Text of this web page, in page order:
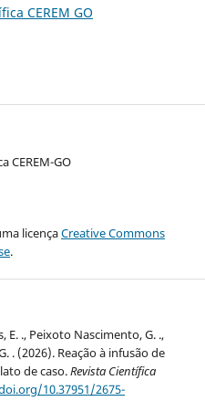
CEREM GO
CEREM-GO
licençaCreative Commons
.
E. ., Peixoto Nascimento, G. .,
. (2026). Reação à infusão de
de caso.Revista Científica
10.37951/2675-